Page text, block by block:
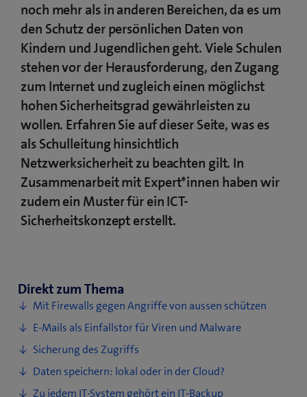
noch mehr als in anderen Bereichen, da es um
den Schutz der persönlichen Daten von
Kindern und Jugendlichen geht. Viele Schulen
stehen vor der Herausforderung, den Zugang
zum Internet und zugleich einen möglichst
hohen Sicherheitsgrad gewährleisten zu
wollen. Erfahren Sie auf dieser Seite, was es
als Schulleitung hinsichtlich
Netzwerksicherheit zu beachten gilt. In
Zusammenarbeit mit Expert*innen haben wir
zudem ein Muster für ein ICT-
Sicherheitskonzept erstellt.
Direkt zum Thema
Mit Firewalls gegen Angriffe von aussen schützen
E-Mails als Einfallstor für Viren und Malware
Sicherung des Zugriffs
Daten speichern: lokal oder in der Cloud?
Zu jedem IT-System gehört ein IT-Backup